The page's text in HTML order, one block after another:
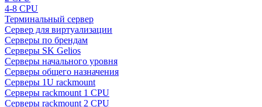
4-8 CPU
Терминальный сервер
Сервер для виртуализации
Серверы по брендам
Серверы SK Gelios
Серверы начального уровня
Серверы общего назначения
Серверы 1U rackmount
Серверы rackmount 1 CPU
Серверы rackmount 2 CPU